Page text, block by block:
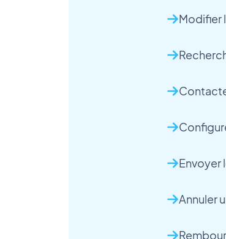
Modifier
Envoyer
Annuler